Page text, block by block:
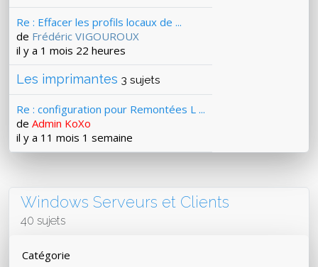
Re : Effacer les profils locaux de ...
de Frédéric VIGOUROUX
il y a 1 mois 22 heures
Les imprimantes 3 sujets
Re : configuration pour Remontées L ...
de Admin KoXo
il y a 11 mois 1 semaine
Windows Serveurs et Clients
40 sujets
Catégorie